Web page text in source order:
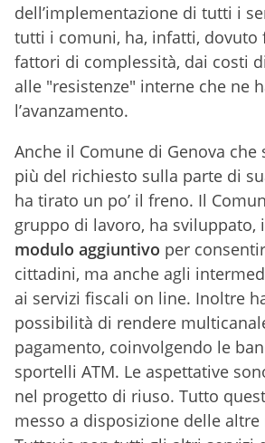
dell’implementazione di tutti i
tutti i comuni, ha, infatti, dovuto
fattori di complessità, dai costi
alle "resistenze" interne che ne
l’avanzamento.
Anche il Comune di Genova
più del richiesto sulla parte di
ha tirato un po’ il freno. Il
gruppo di lavoro, ha sviluppato,
modulo aggiuntivo per
cittadini, ma anche agli
ai servizi fiscali on line. Inoltre
possibilità di rendere
pagamento, coinvolgendo le
sportelli ATM. Le aspettative
nel progetto di riuso. Tutto
messo a disposizione delle